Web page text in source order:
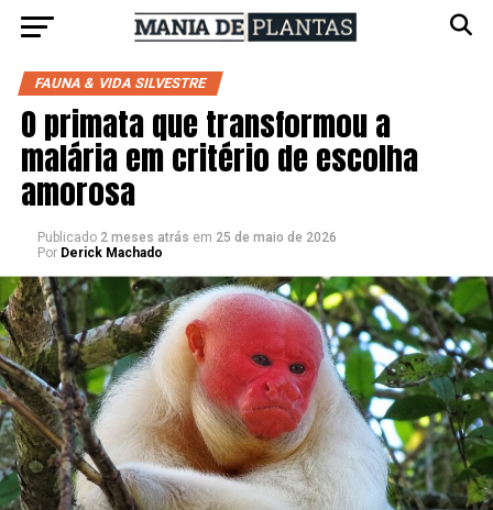
FAUNA & VIDA SILVESTRE
O primata que transformou a
malária em critério de escolha
amorosa
Publicado 2 meses atrás em 25 de maio de 2026
Por Derick Machado